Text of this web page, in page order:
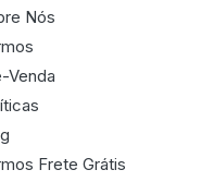
Nós
Venda
Frete Grátis